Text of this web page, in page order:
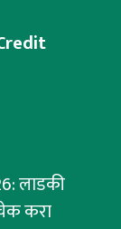
लाडकी
करा